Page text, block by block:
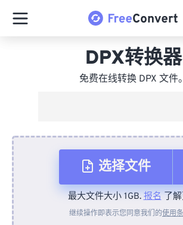
DPX转换器
免费在线转换 DPX 文件。
选择文件
从设备
最大文件大小 1GB.报名了解
继续操作即表示您同意我们的使用